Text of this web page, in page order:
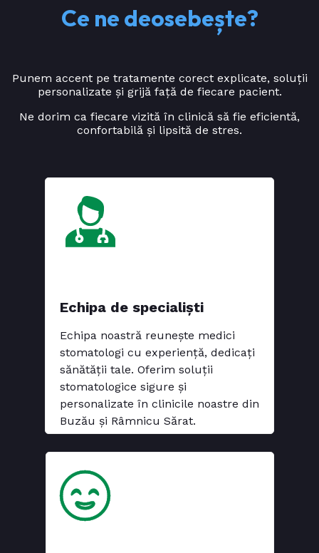
Ce ne deosebește?
Punem accent pe tratamente corect explicate, soluții
personalizate și grijă față de fiecare pacient.
Ne dorim ca fiecare vizită în clinică să fie eficientă,
confortabilă și lipsită de stres.
Echipa de specialiști
Echipa noastră reunește medici
stomatologi cu experiență, dedicați
sănătății tale. Oferim soluții
stomatologice sigure și
personalizate în clinicile noastre din
Buzău și Râmnicu Sărat.